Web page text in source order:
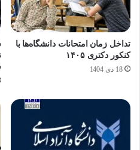
تداخل زمان امتحانات دانشگاه‌ها با
کنکور دکتری ۱۴۰۵
18 دی 1404